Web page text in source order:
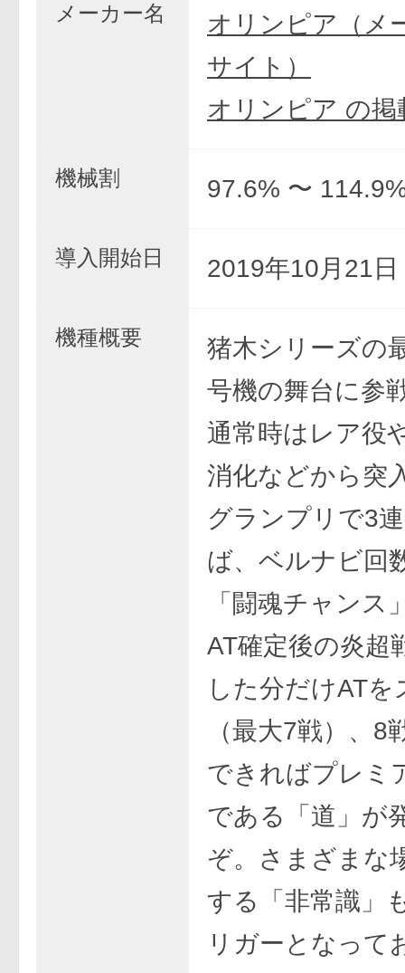
メーカー名
オリンピア（メ
サイト）
オリンピア の掲
機械割 97.6% 〜
導入開始日 2019年10月21日
機種概要
猪木シリーズの
号機の舞台に参
通常時はレア役
消化などから突
グランプリで3
ば、ベルナビ回
「闘魂チャンス
AT確定後の炎超
した分だけATを
（最大7戦）、8
できればプレミ
である「道」が
ぞ。さまざまな
する「非常識」
リガーとなって